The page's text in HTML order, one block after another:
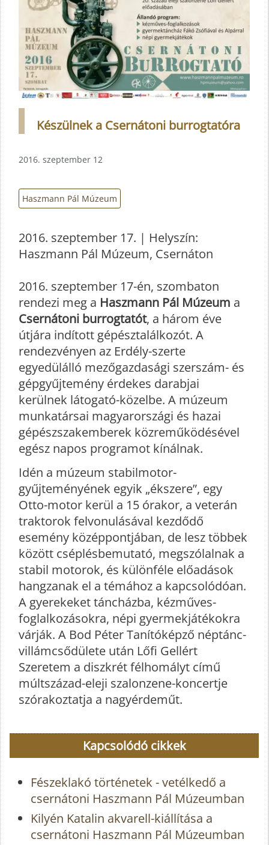
Készülnek a Csernátoni burrogtatóra
2016. szeptember 12
Haszmann Pál Múzeum
2016. szeptember 17. | Helyszín:
Haszmann Pál Múzeum, Csernáton
2016. szeptember 17-én, szombaton
rendezi meg a Haszmann Pál Múzeum a
Csernátoni burrogtatót, a három éve
útjára indított gépésztalálkozót. A
rendezvényen az Erdély-szerte
egyedülálló mezőgazdasági szerszám- és
gépgyűjtemény érdekes darabjai
kerülnek látogató-közelbe. A múzeum
munkatársai magyarországi és hazai
gépészszakemberek közreműködésével
egész napos programot kínálnak.
Idén a múzeum stabilmotor-
gyűjteményének egyik „ékszere”, egy
Otto-motor kerül a 15 órakor, a veterán
traktorok felvonulásával kezdődő
esemény középpontjában, de lesz többek
között cséplésbemutató, megszólalnak a
stabil motorok, és különféle előadások
hangzanak el a témához a kapcsolódóan.
A gyerekeket táncházba, kézműves-
foglalkozásokra, népi gyermekjátékokra
várják. A Bod Péter Tanítóképző néptánc-
villámcsődülete után Lőfi Gellért
Szeretem a diszkrét félhomályt című
múltszázad-eleji szalonzene-koncertje
szórakoztatja a nagyérdeműt.
Kapcsolódó cikkek
Fészeklakó történetek - vetélkedő a
csernátoni Haszmann Pál Múzeumban
Kilyén Katalin akvarell-kiállítása a
csernátoni Haszmann Pál Múzeumban